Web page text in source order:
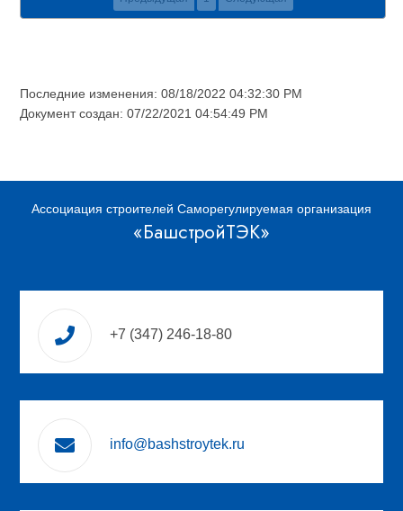
Последние изменения: 08/18/2022 04:32:30 PM
Документ создан: 07/22/2021 04:54:49 PM
Ассоциация строителей Саморегулируемая организация
«БашстройТЭК»
+7 (347) 246-18-80
info@bashstroytek.ru